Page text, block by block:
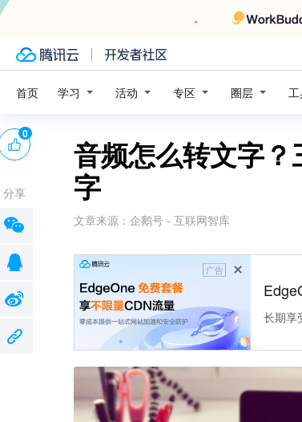
首页 学习 活动 专区 圈层
音频怎么转文字
字
文章来源： 企鹅号 - 互联网智库
广告
长期享
0
分享